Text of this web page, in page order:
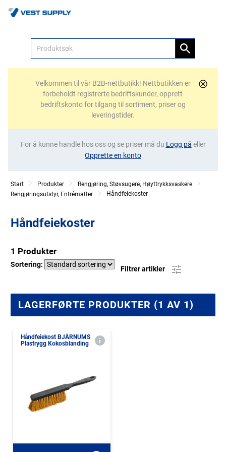
Velkommen til vår B2B-nettbutikk! Nettbutikken er
forbeholdt registrerte bedriftskunder, opprett
bedriftskonto for tilgang til sortiment, priser og
leveringstider.
For å kunne handle hos oss og se priser må du Logg på eller
Opprette en konto
Start Produkter
Rengjøring, Støvsugere, Høyttrykksvaskere
Rengjøringsutstyr, Entrématter
Håndfeiekoster
Håndfeiekoster
1 Produkter
Sortering:
Filtrer artikler
LAGERFØRTE PRODUKTER (1 AV 1)
Håndfeiekost BJÄRNUMS
Plastrygg Kokosblanding